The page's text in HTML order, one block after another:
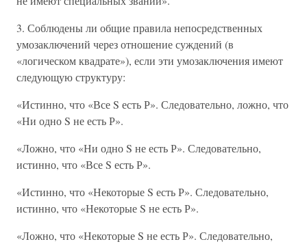
3. Соблюдены ли общие правила непосредственных
умозаключений через отношение суждений (в
«логическом квадрате»), если эти умозаключения имеют
следующую структуру:
«Истинно, что «Все S есть Р». Следовательно, ложно, что
«Ни одно S не есть Р».
«Ложно, что «Ни одно S не есть Р». Следовательно,
истинно, что «Все S есть Р».
«Истинно, что «Некоторые S есть Р». Следовательно,
истинно, что «Некоторые S не есть Р».
«Ложно, что «Некоторые S не есть Р». Следовательно,